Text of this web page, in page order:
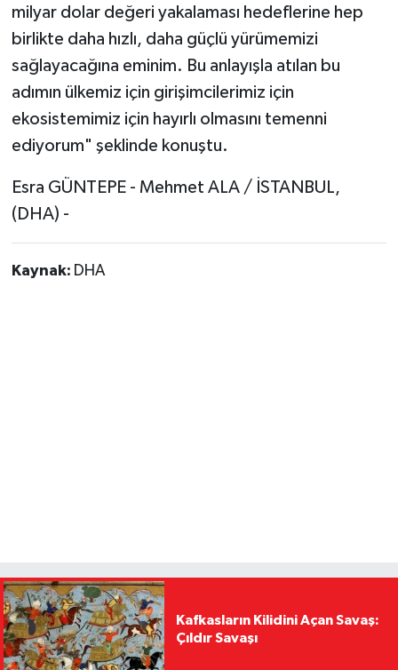
milyar dolar değeri yakalaması hedeflerine hep
birlikte daha hızlı, daha güçlü yürümemizi
sağlayacağına eminim. Bu anlayışla atılan bu
adımın ülkemiz için girişimcilerimiz için
ekosistemimiz için hayırlı olmasını temenni
ediyorum" şeklinde konuştu.
Esra GÜNTEPE - Mehmet ALA / İSTANBUL,
(DHA) -
Kaynak: DHA
Kafkasların Kilidini Açan Savaş:
Çıldır Savaşı